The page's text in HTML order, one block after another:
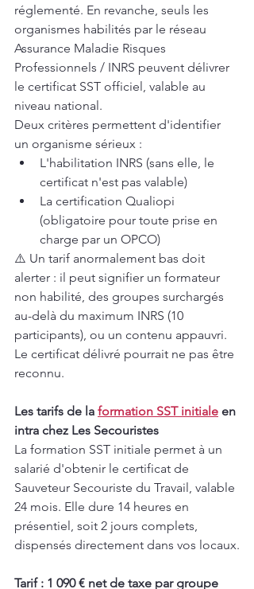
réglementé. En revanche, seuls les
organismes habilités par le réseau
Assurance Maladie Risques
Professionnels / INRS peuvent délivrer
le certificat SST officiel, valable au
niveau national.
Deux critères permettent d'identifier
un organisme sérieux :
L'habilitation INRS (sans elle, le
certificat n'est pas valable)
La certification Qualiopi
(obligatoire pour toute prise en
charge par un OPCO)
⚠️ Un tarif anormalement bas doit
alerter : il peut signifier un formateur
non habilité, des groupes surchargés
au-delà du maximum INRS (10
participants), ou un contenu appauvri.
Le certificat délivré pourrait ne pas être
reconnu.
Les tarifs de la formation SST initiale en
intra chez Les Secouristes
La formation SST initiale permet à un
salarié d'obtenir le certificat de
Sauveteur Secouriste du Travail, valable
24 mois. Elle dure 14 heures en
présentiel, soit 2 jours complets,
dispensés directement dans vos locaux.
Tarif : 1 090 € net de taxe par groupe